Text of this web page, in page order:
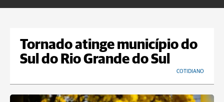
Tornado atinge município do
Sul do Rio Grande do Sul
COTIDIANO